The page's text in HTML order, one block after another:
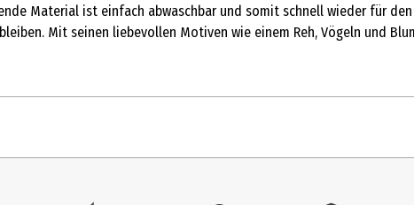
Material ist einfach abwaschbar und somit schnell wieder für
Mit seinen liebevollen Motiven wie einem Reh, Vögeln und